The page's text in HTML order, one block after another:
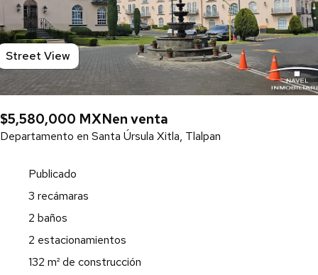
Street View
$5,580,000 MXNen venta
Departamento en Santa Úrsula Xitla, Tlalpan
Publicado
3 recámaras
2 baños
2 estacionamientos
132 m² de construcción